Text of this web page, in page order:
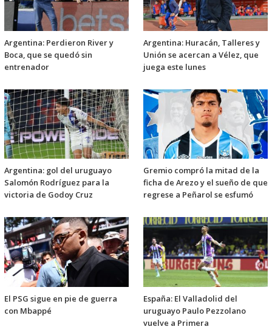
Argentina: Perdieron River y
Boca, que se quedó sin
entrenador
Argentina: Huracán, Talleres y
Unión se acercan a Vélez, que
juega este lunes
Argentina: gol del uruguayo
Salomón Rodríguez para la
victoria de Godoy Cruz
Gremio compró la mitad de la
ficha de Arezo y el sueño de que
regrese a Peñarol se esfumó
El PSG sigue en pie de guerra
con Mbappé
España: El Valladolid del
uruguayo Paulo Pezzolano
vuelve a Primera